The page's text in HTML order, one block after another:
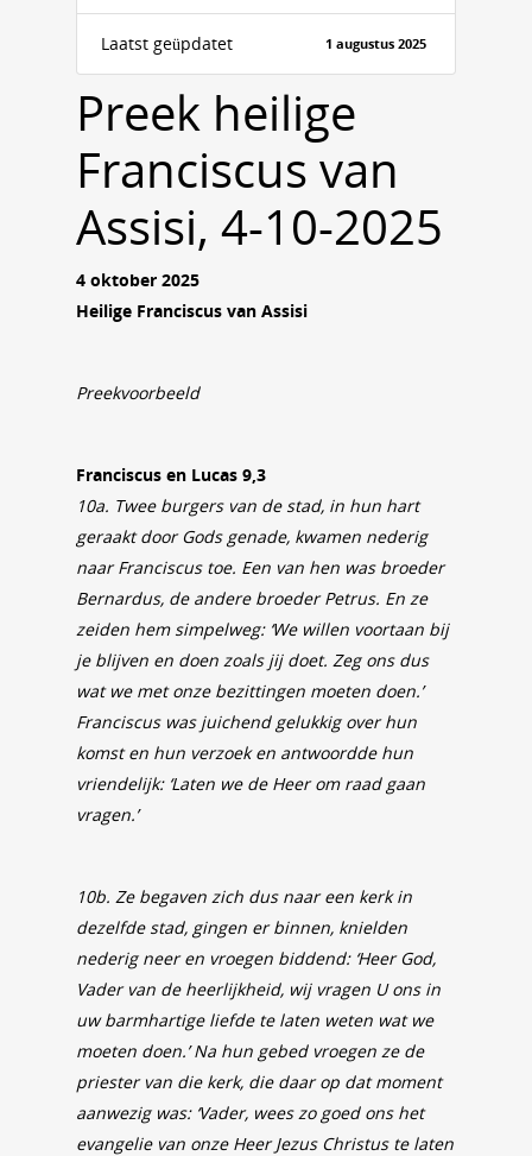
Laatst geüpdatet 1 augustus 2025
Preek heilige
Franciscus van
Assisi, 4-10-2025
4 oktober 2025
Heilige Franciscus van Assisi
Preekvoorbeeld
Franciscus en Lucas 9,3
10a. Twee burgers van de stad, in hun hart
geraakt door Gods genade, kwamen nederig
naar Franciscus toe. Een van hen was broeder
Bernardus, de andere broeder Petrus. En ze
zeiden hem simpelweg: ‘We willen voortaan bij
je blijven en doen zoals jij doet. Zeg ons dus
wat we met onze bezittingen moeten doen.’
Franciscus was juichend gelukkig over hun
komst en hun verzoek en antwoordde hun
vriendelijk: ‘Laten we de Heer om raad gaan
vragen.’
10b. Ze begaven zich dus naar een kerk in
dezelfde stad, gingen er binnen, knielden
nederig neer en vroegen biddend: ‘Heer God,
Vader van de heerlijkheid, wij vragen U ons in
uw barmhartige liefde te laten weten wat we
moeten doen.’ Na hun gebed vroegen ze de
priester van die kerk, die daar op dat moment
aanwezig was: ‘Vader, wees zo goed ons het
evangelie van onze Heer Jezus Christus te laten